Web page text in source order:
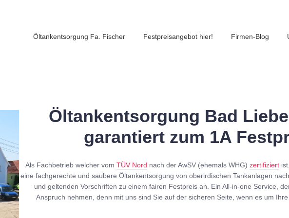
Öltankentsorgung Fa. Fischer Festpreisangebot hier! Firmen-Blog
Öltankentsorgung Bad
garantiert zum 1A
Als Fachbetrieb welcher vomTÜV Nord nach der AwSV (ehemals WHG)zertifiziert
eine fachgerechte und saubere Öltankentsorgung von oberirdischen Tankanlagen
und geltenden Vorschriften zu einem fairen Festpreis an. Ein All-in-one Service,
Anspruch nehmen, denn mit uns sind Sie auf der sicheren Seite, wenn es um